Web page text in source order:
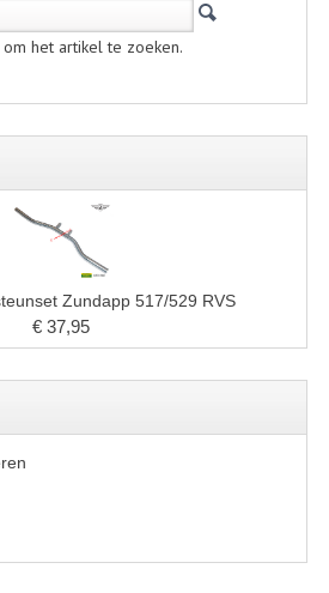
MOTORBLOK DELEN
EN SPROEIERS
MIKUNI ZESKANT
BING KLEIN 44-021
BING KLEIN NT 44-031
BING ZESKANT 44-051
CARTERDELEN
CILINDERS EN ZUIGERS
KETTINGEN
het artikel te zoeken.
Zundapp 517/529 RVS
€ 37,95